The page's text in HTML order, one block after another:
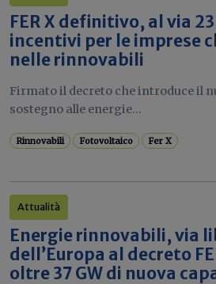
FER X definitivo, al via
incentivi per le imprese
nelle rinnovabili
Firmato il decreto che introduce il
sostegno alle energie...
Rinnovabili Fotovoltaico Fer X
Attualità
Energie rinnovabili, via
dell’Europa al decreto
oltre 37 GW di nuova